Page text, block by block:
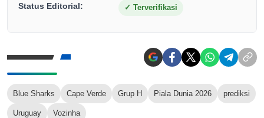
Status Editorial: ✓ Terverifikasi
Blue Sharks Cape Verde Grup H Piala Dunia 2026 prediksi
Uruguay Vozinha